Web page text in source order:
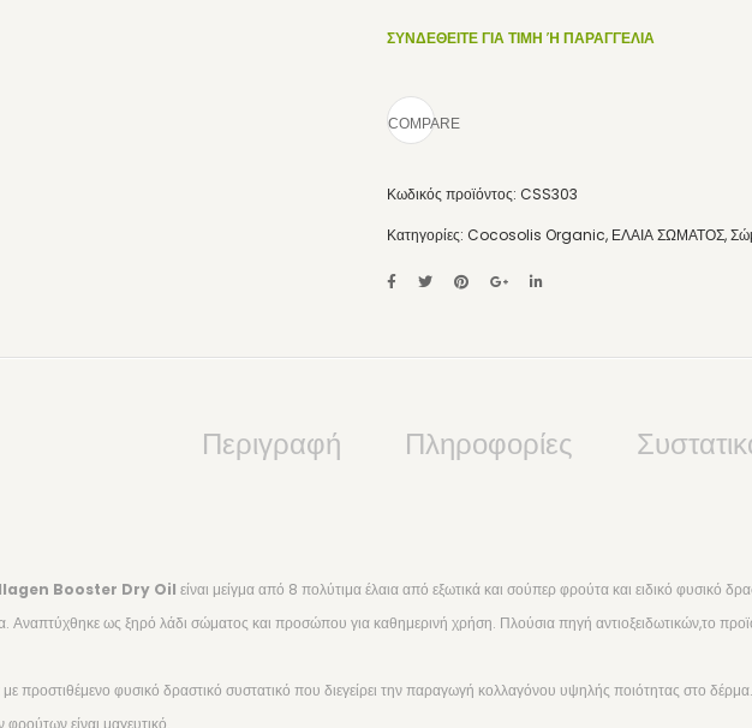
ΣΥΝΔΕΘΕΙΤΕ ΓΙΑ ΤΙΜΗ Ή ΠΑΡΑΓΓΕΛΙΑ
COMPARE
Κωδικός προϊόντος: CSS303
Κατηγορίες: Cocosolis Organic, ΕΛΑΙΑ ΣΩΜΑΤΟΣ,
Περιγραφή Πληροφορίες
Booster Dry Oil είναι μείγμα από 8 πολύτιμα έλαια από εξωτικά και σούπερ φρούτα και ειδικό φυσικό
Αναπτύχθηκε ως ξηρό λάδι σώματος και προσώπου για καθημερινή χρήση. Πλούσια πηγή αντιοξειδωτικών,το
προστιθέμενο φυσικό δραστικό συστατικό που διεγείρει την παραγωγή κολλαγόνου υψηλής ποιότητας στο
είναι μαγευτικό.